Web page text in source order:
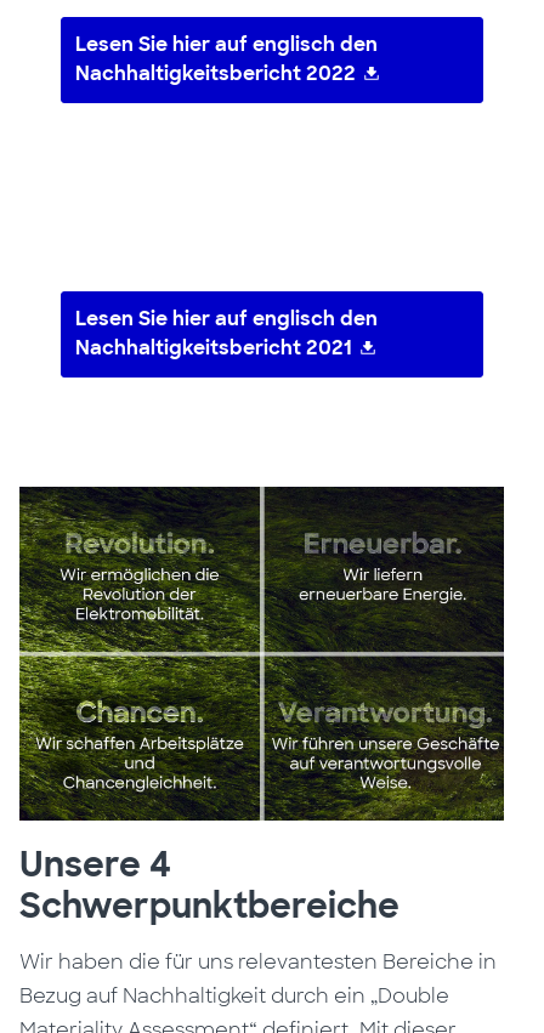
Lesen Sie hier auf englisch den
Nachhaltigkeitsbericht 2022
Lesen Sie hier auf englisch den
Nachhaltigkeitsbericht 2021
Unsere 4
Schwerpunktbereiche
Wir haben die für uns relevantesten Bereiche in
Bezug auf Nachhaltigkeit durch ein „Double